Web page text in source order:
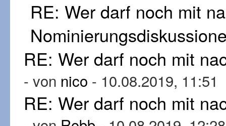
RE: Wer darf noch mit
RE: Wer darf noch mit
- von nico - 10.08.2019, 11:51
RE: Wer darf noch mit